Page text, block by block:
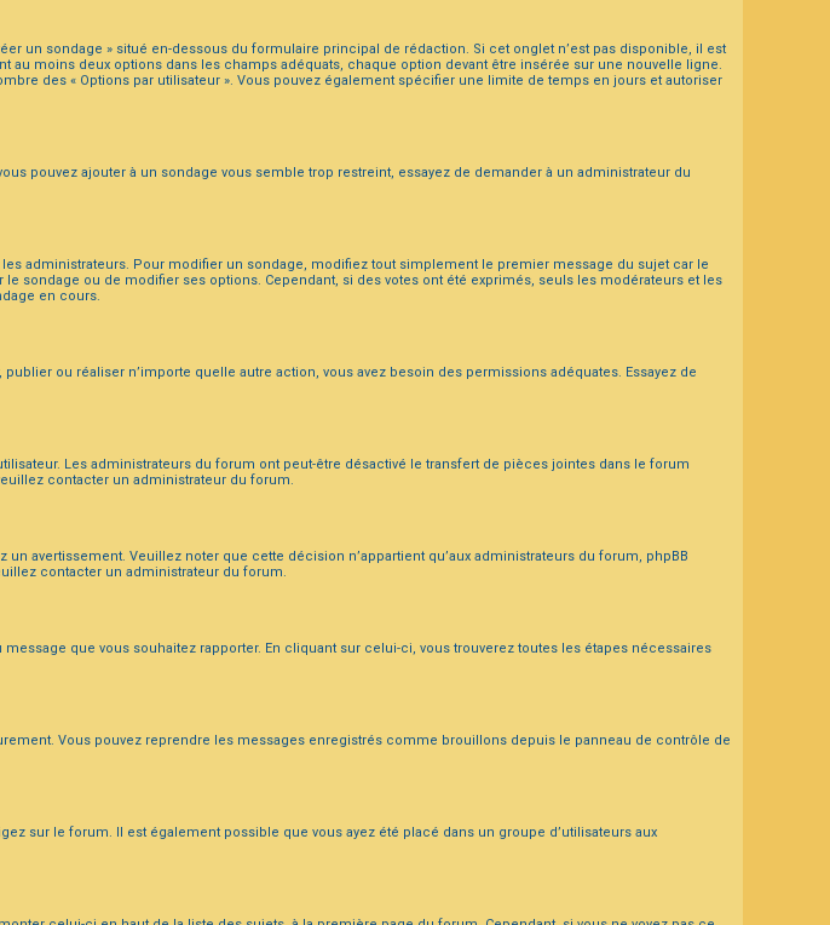
un sondage » situé en-dessous du formulaire principal de rédaction. Si cet onglet n’est pas disponible, il est
moins deux options dans les champs adéquats, chaque option devant être insérée sur une nouvelle ligne.
des « Options par utilisateur ». Vous pouvez également spécifier une limite de temps en jours et autoriser
pouvez ajouter à un sondage vous semble trop restreint, essayez de demander à un administrateur du
administrateurs. Pour modifier un sondage, modifiez tout simplement le premier message du sujet car le
sondage ou de modifier ses options. Cependant, si des votes ont été exprimés, seuls les modérateurs et les
en cours.
ou réaliser n’importe quelle autre action, vous avez besoin des permissions adéquates. Essayez de
Les administrateurs du forum ont peut-être désactivé le transfert de pièces jointes dans le forum
contacter un administrateur du forum.
avertissement. Veuillez noter que cette décision n’appartient qu’aux administrateurs du forum, phpBB
contacter un administrateur du forum.
que vous souhaitez rapporter. En cliquant sur celui-ci, vous trouverez toutes les étapes nécessaires
Vous pouvez reprendre les messages enregistrés comme brouillons depuis le panneau de contrôle de
sur le forum. Il est également possible que vous ayez été placé dans un groupe d’utilisateurs aux